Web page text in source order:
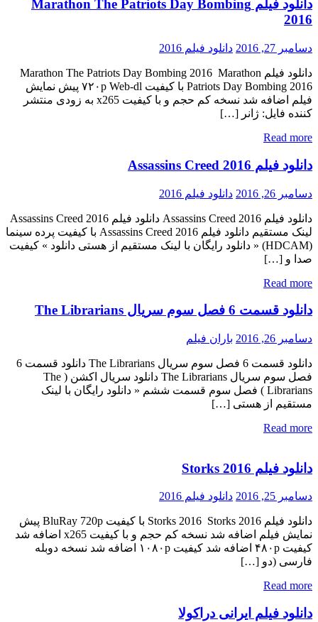
دانلود فیلم Marathon The Patriots Day Bombing
2016
دسامبر 27, 2016 دانلود فیلم 2016
دانلود فیلم Marathon The Patriots Day Bombing 2016 Marathon
Patriots Day Bombing 2016 با کیفیت ۷۲۰p Web-dl پیش نمایش
فیلم اضافه شد نسخه کم حجم و با کیفیت x265 به زودی منتشر
کننده فایل: ژانر […]
Read more
دانلود فيلم Assassins Creed 2016
دسامبر 26, 2016 دانلود فیلم 2016
دانلود فيلم Assassins Creed 2016 دانلود فیلم Assassins Creed 2016
لینک مستقیم دانلود فیلم Assassins Creed 2016 با کیفیت پرده سینما
(HDCAM) « دانلود رایگان با لینک مستقیم از هستی دانلود » کیفیت
صدا و […]
Read more
دانلود قسمت 6 فصل سوم سریال The Librarians
دسامبر 26, 2016 باران فیلم
دانلود قسمت 6 فصل سوم سریال The Librarians دانلود قسمت 6
فصل سوم سریال The Librarians دانلود سریال اکشن ( The
Librarians ) فصل سوم قسمت ششم « دانلود رایگان با لینک
مستقیم از هستی […]
Read more
دانلود فیلم Storks 2016
دسامبر 25, 2016 دانلود فیلم 2016
دانلود فیلم Storks 2016 Storks 2016 با کیفیت BluRay 720p پیش
نمایش فیلم اضافه شد نسخه کم حجم و با کیفیت x265 اضافه شد
کیفیت ۴۸۰p اضافه شد کیفیت ۱۰۸۰p اضافه شد نسخه دوبله
فارسی (دو […]
Read more
دانلود فیلم ایرانی دراکولا